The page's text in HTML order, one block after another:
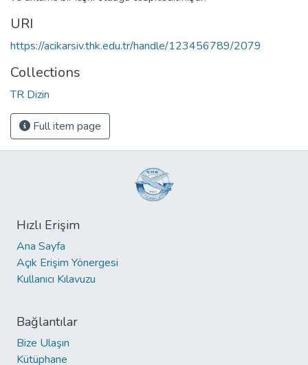
URI
https://acikarsiv.thk.edu.tr/handle/123456789/2079
Collections
TR Dizin
Full item page
Hızlı Erişim
Ana Sayfa
Açık Erişim Yönergesi
Kullanıcı Kılavuzu
Bağlantılar
Bize Ulaşın
Kütüphane